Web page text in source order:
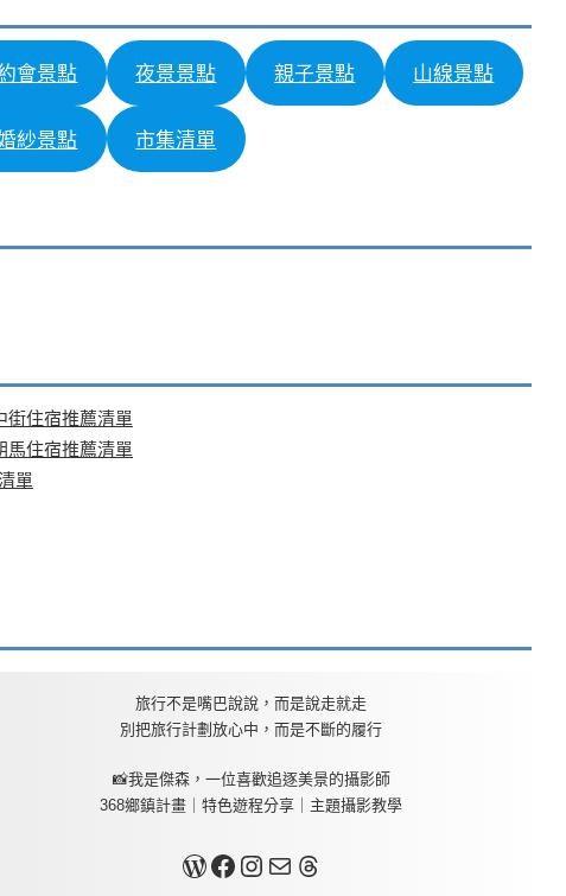
會景點 夜景景點 親子景點 山線景點
紗景點 市集清單
街住宿推薦清單
馬住宿推薦清單
單
旅行不是嘴巴說說，而是說走就走
別把旅行計劃放心中，而是不斷的履行
📸我是傑森，一位喜歡追逐美景的攝影師
368鄉鎮計畫｜特色遊程分享｜主題攝影教學
關於我Facebook InstagramMail Threads